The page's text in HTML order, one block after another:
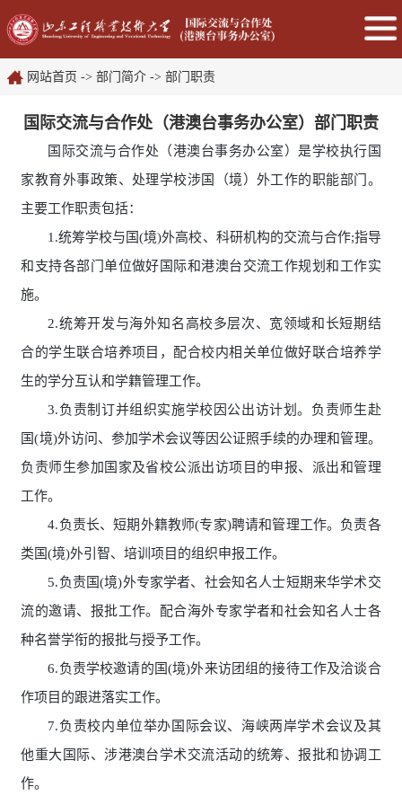
网站首页 -> 部门简介 -> 部门职责
国际交流与合作处（港澳台事务办公室）部门职责
国际交流与合作处（港澳台事务办公室）是学校执行国
家教育外事政策、处理学校涉国（境）外工作的职能部门。
主要工作职责包括：
1.统筹学校与国(境)外高校、科研机构的交流与合作;指导
和支持各部门单位做好国际和港澳台交流工作规划和工作实
施。
2.统筹开发与海外知名高校多层次、宽领域和长短期结
合的学生联合培养项目，配合校内相关单位做好联合培养学
生的学分互认和学籍管理工作。
3.负责制订并组织实施学校因公出访计划。负责师生赴
国(境)外访问、参加学术会议等因公证照手续的办理和管理。
负责师生参加国家及省校公派出访项目的申报、派出和管理
工作。
4.负责长、短期外籍教师(专家)聘请和管理工作。负责各
类国(境)外引智、培训项目的组织申报工作。
5.负责国(境)外专家学者、社会知名人士短期来华学术交
流的邀请、报批工作。配合海外专家学者和社会知名人士各
种名誉学衔的报批与授予工作。
6.负责学校邀请的国(境)外来访团组的接待工作及洽谈合
作项目的跟进落实工作。
7.负责校内单位举办国际会议、海峡两岸学术会议及其
他重大国际、涉港澳台学术交流活动的统筹、报批和协调工
作。